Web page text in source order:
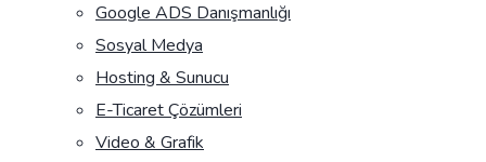
Google ADS Danışmanlığı
Sosyal Medya
Hosting & Sunucu
E-Ticaret Çözümleri
Video & Grafik